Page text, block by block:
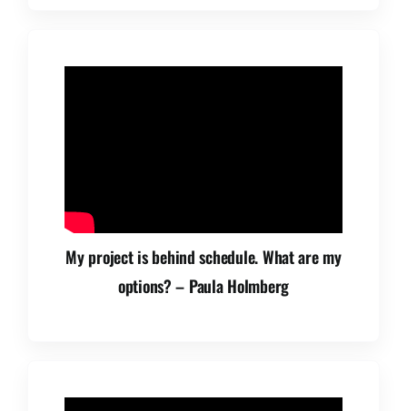
My project is behind schedule. What are my
options? – Paula Holmberg